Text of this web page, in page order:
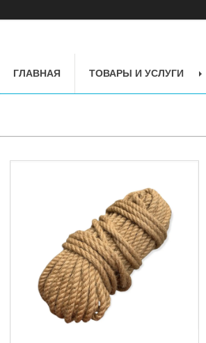
ГЛАВНАЯ ТОВАРЫ И УСЛУГИ